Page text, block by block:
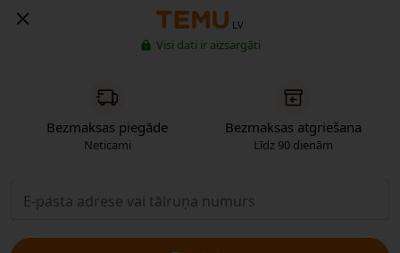
LV
Visi dati ir aizsargāti
Bezmaksas piegāde
Neticami
Bezmaksas atgriešana
Līdz 90 dienām